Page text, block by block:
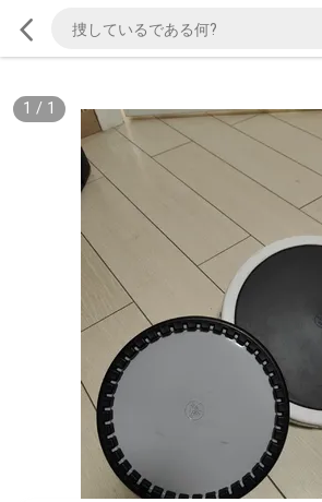
1 / 1